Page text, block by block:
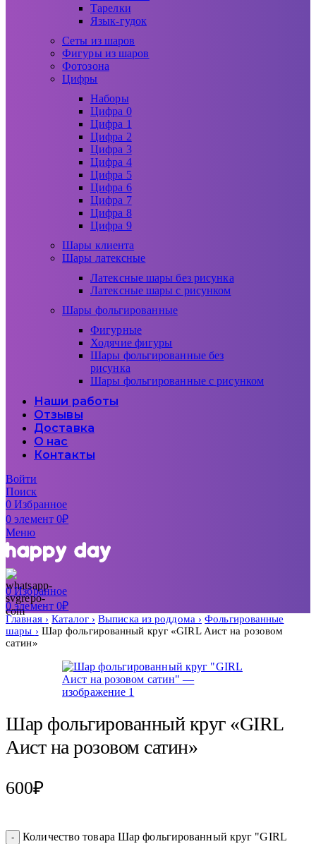
Тарелки
Язык-гудок
Сеты из шаров
Фигуры из шаров
Фотозона
Цифры
Наборы
Цифра 0
Цифра 1
Цифра 2
Цифра 3
Цифра 4
Цифра 5
Цифра 6
Цифра 7
Цифра 8
Цифра 9
Шары клиента
Шары латексные
Латексные шары без рисунка
Латексные шары с рисунком
Шары фольгированные
Фигурные
Ходячие фигуры
Шары фольгированные без
рисунка
Шары фольгированные с рисунком
Наши работы
Отзывы
Доставка
О нас
Контакты
Войти
Поиск
0Избранное
0элемент 0₽
Меню
0Избранное
0элемент 0₽
Главная Каталог Выписка из роддома
Фольгированные
шары
Шар фольгированный круг «GIRL Аист на розовом
сатин»
Шар фольгированный круг «GIRL
Аист на розовом сатин»
600₽
Количество товара Шар фольгированный круг "GIRL